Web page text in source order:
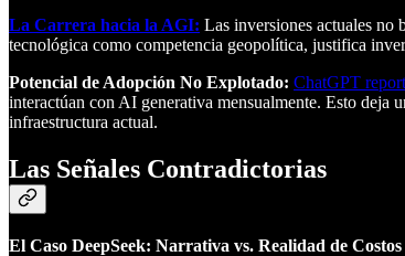
La Carrera hacia la AGI: Las inversiones actuales no
tecnológica como competencia geopolítica, justifica
Potencial de Adopción No Explotado: ChatGPT
interactúan con AI generativa mensualmente. Esto
infraestructura actual.
Las Señales Contradictorias
El Caso DeepSeek: Narrativa vs. Realidad de Costos